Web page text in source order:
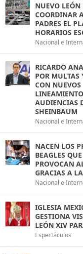
NUEVO LEÓN
COORDINAR
PADRES EL
HORARIOS
Nacional e
RICARDO
POR MULTAS
CON NUEVOS
AUDIENCIAS
SHEINBAUM
Nacional e
NACEN LOS
BEAGLES
PROVOCAN
GRACIAS A
Nacional e
IGLESIA
GESTIONA
LEÓN XIV
Espectáculos